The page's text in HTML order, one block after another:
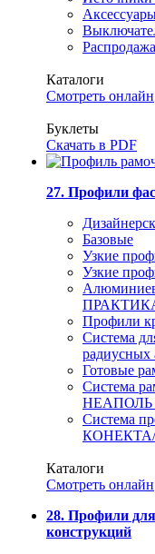
Распродажа
Каталоги
Смотреть онлайн
Буклеты
Скачать в PDF
27. Профили
Базовые
Узкие
Узкие
Профили
Система
радиусных
Готовые
Система
НЕАПОЛЬ
Система
КОНЕКТА/
Каталоги
Смотреть онлайн
28. Профили
конструкций